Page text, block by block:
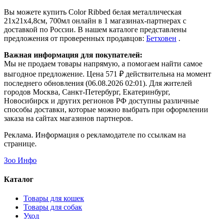
Вы можете купить Color Ribbed белая металлическая
21х21х4,8cм, 700мл онлайн в 1 магазинах-партнерах с
доставкой по России. В нашем каталоге представлены
предложения от проверенных продавцов: Бетховен .
Важная информация для покупателей:
Мы не продаем товары напрямую, а помогаем найти самое
выгодное предложение. Цена 571 ₽ действительна на момент
последнего обновления (06.08.2026 02:01). Для жителей
городов Москва, Санкт-Петербург, Екатеринбург,
Новосибирск и других регионов РФ доступны различные
способы доставки, которые можно выбрать при оформлении
заказа на сайтах магазинов партнеров.
Реклама. Информация о рекламодателе по ссылкам на
странице.
Зоо Инфо
Каталог
Товары для кошек
Товары для собак
Уход